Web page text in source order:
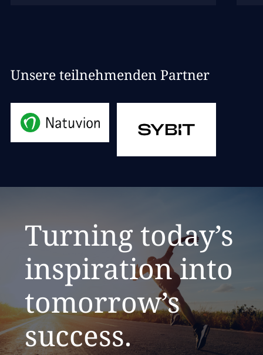
Unsere teilnehmenden Partner
Turning today’s
inspiration into
tomorrow’s
success.